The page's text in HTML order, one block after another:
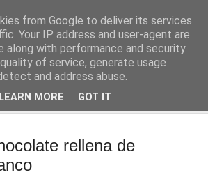
Día y el día a día de la Gastronomía
rellena de
from Google to deliver its services
Your IP address and user-agent are
along with performance and security
of service, generate usage
and address abuse.
LEARN MORE GOT IT